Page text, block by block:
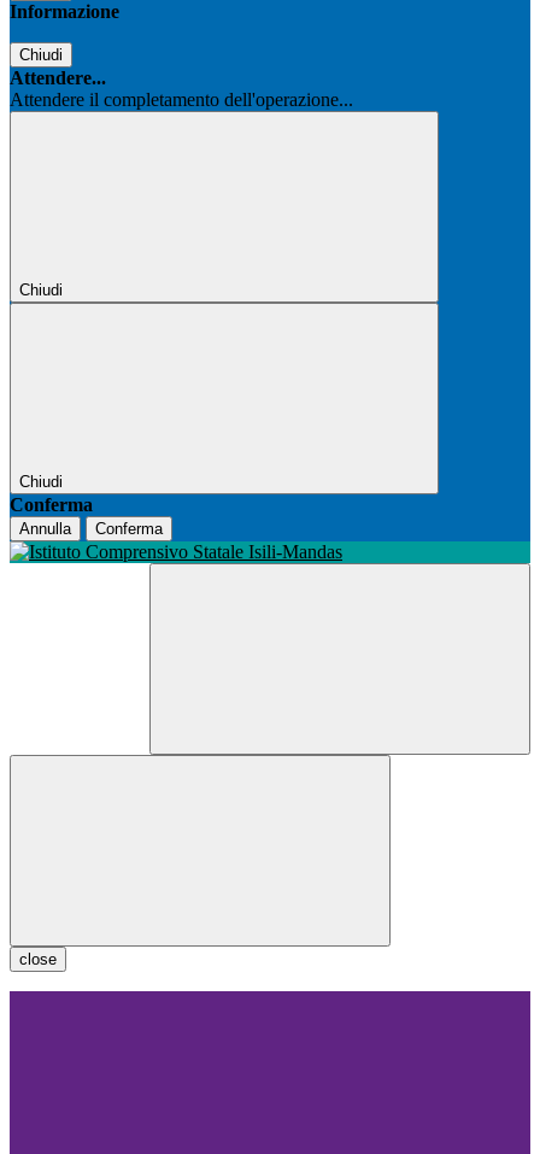
Informazione
Chiudi
Attendere...
Attendere il completamento dell'operazione...
Chiudi
Chiudi
Conferma
Annulla Conferma
close